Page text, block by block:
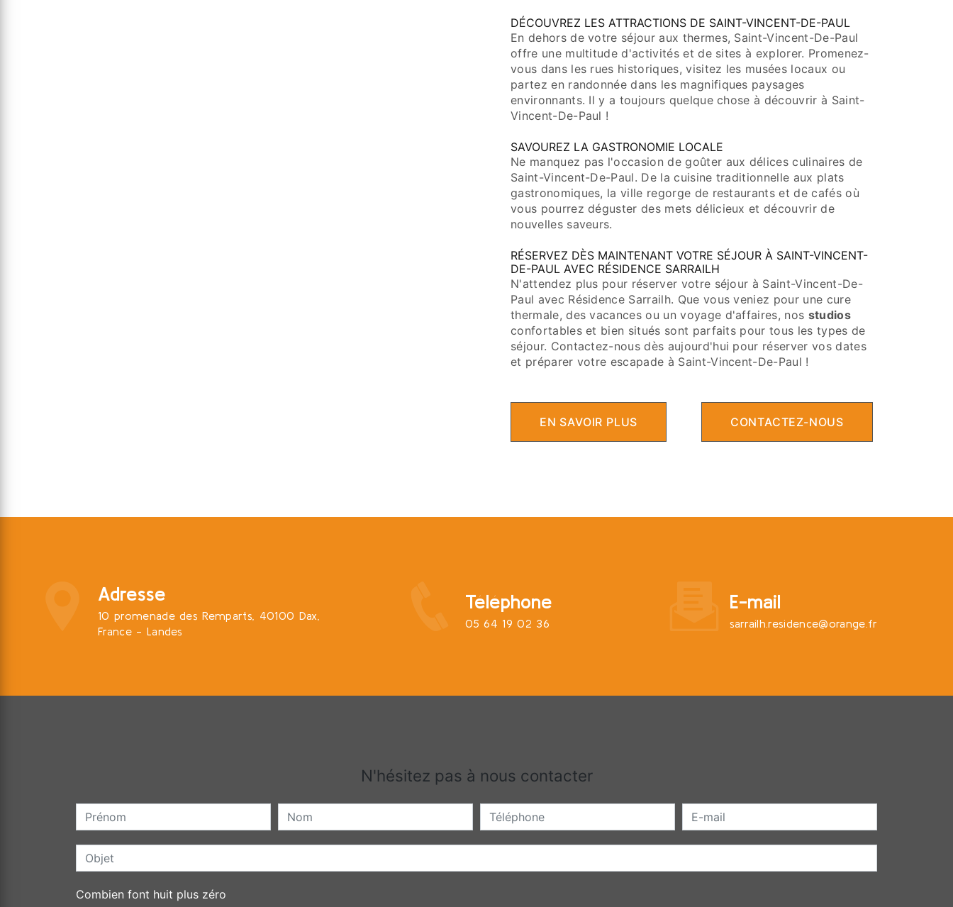
DÉCOUVREZ LES ATTRACTIONS DE SAINT-VINCENT-DE-PAUL
En dehors de votre séjour aux thermes, Saint-Vincent-De-Paul
offre une multitude d'activités et de sites à explorer. Promenez-
vous dans les rues historiques, visitez les musées locaux ou
partez en randonnée dans les magnifiques paysages
environnants. Il y a toujours quelque chose à découvrir à Saint-
Vincent-De-Paul !
SAVOUREZ LA GASTRONOMIE LOCALE
Ne manquez pas l'occasion de goûter aux délices culinaires de
Saint-Vincent-De-Paul. De la cuisine traditionnelle aux plats
gastronomiques, la ville regorge de restaurants et de cafés où
vous pourrez déguster des mets délicieux et découvrir de
nouvelles saveurs.
RÉSERVEZ DÈS MAINTENANT VOTRE SÉJOUR À SAINT-VINCENT-
DE-PAUL AVEC RÉSIDENCE SARRAILH
N'attendez plus pour réserver votre séjour à Saint-Vincent-De-
Paul avec Résidence Sarrailh. Que vous veniez pour une cure
thermale, des vacances ou un voyage d'affaires, nos studios
confortables et bien situés sont parfaits pour tous les types de
séjour. Contactez-nous dès aujourd'hui pour réserver vos dates
et préparer votre escapade à Saint-Vincent-De-Paul !
EN SAVOIR PLUS CONTACTEZ-NOUS
Adresse
10 promenade des Remparts, 40100 Dax,
France - Landes
Téléphone
05 64 19 02 36
E-mail
sarrailh.residence@orange.fr
N'hésitez pas à nous contacter
Combien font huit plus zéro